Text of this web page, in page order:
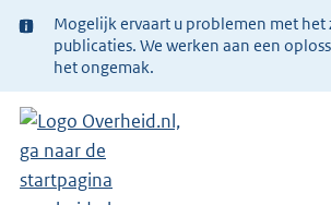
Ter
informatie:
Mogelijk ervaart u problemen met het
publicaties. We werken aan een
het ongemak.